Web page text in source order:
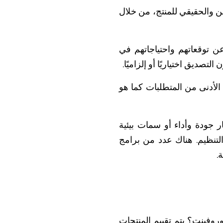
والحقيقي للمنتج، من خلال
توقعاتهم واحتياجاتهم في
اختياريًا أو إلزاميًا.
من المتطلبات كما هو
جودة وأداء أو سمات بيئية
هناك عدد من برامج
يوروفينت؟ يتم تقييم المنتجات